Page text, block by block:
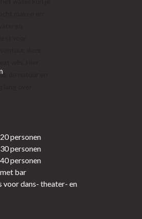
maken en
voor
deze
wils. Hier
de natuur en
over
personen
personen
personen
bar
dans- theater- en